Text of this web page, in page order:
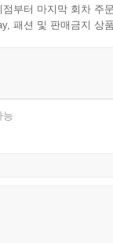
부터 마지막 회차 주
패션 및 판매금지 상
능